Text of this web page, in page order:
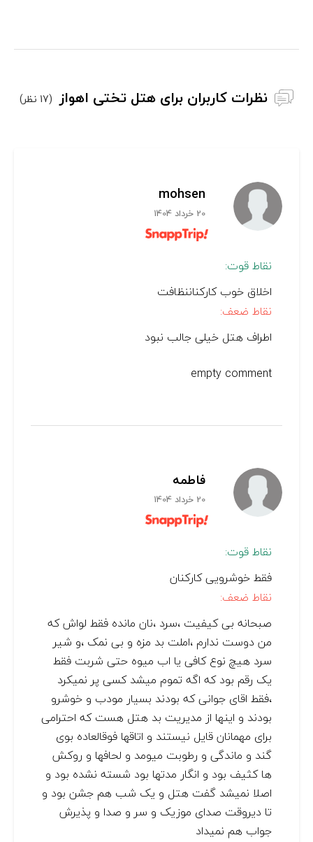
نظرات کاربران برای هتل تختی اهواز (17 نظر)
mohsen
20 خرداد 1404
نقاط قوت:
اخلاق خوب کارکناننظافت
نقاط ضعف:
اطراف هتل خیلی جالب نبود
empty comment
فاطمه
20 خرداد 1404
نقاط قوت:
فقط خوشرویی کارکنان
نقاط ضعف:
صبحانه بی کیفیت ،سرد ،نان مانده فقط لواش که
من دوست ندارم ،املت بد مزه و بی نمک ،و شیر
سرد هیچ نوع کافی یا اب میوه حتی شربت فقط
یک رقم بود که اگه تموم میشد کسی پر نمیکرد
،فقط اقای جوانی که بودند بسیار مودب و خوشرو
بودند و اینها از مدیریت بد هتل هست که احترامی
برای مهمانان قایل نیستند و اتاقها فوقالعاده بوی
گند و ماندگی و رطوبت میومد و لحافها و روکش
ها کثیف بود و انگار مدتها بود شسته نشده بود و
اصلا نمیشد گفت هتل و یک شب هم جشن بود و
تا دیروقت صدای موزیک و سر و صدا و پذیرش
جواب هم نمیداد